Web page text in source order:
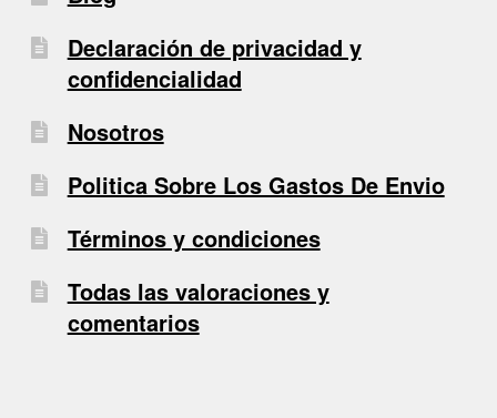
Declaración de privacidad y
confidencialidad
Nosotros
Politica Sobre Los Gastos De Envio
Términos y condiciones
Todas las valoraciones y
comentarios